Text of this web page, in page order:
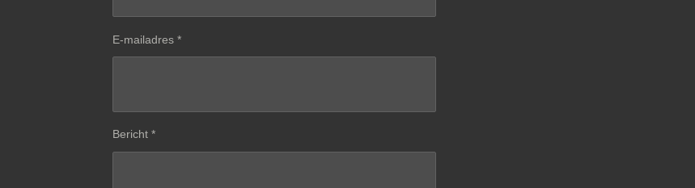
E-mailadres *
Bericht *